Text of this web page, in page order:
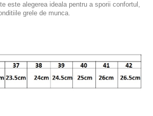
este alegerea ideala pentru a sporii confortul,
grele de munca.